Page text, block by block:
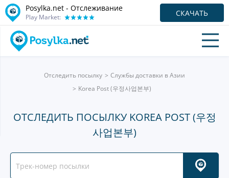
Posylka.net - Отслеживание
Play Market: СКАЧАТЬ
Отследить посылку
Службы доставки в Азии
Korea Post (우정사업본부)
ОТСЛЕДИТЬ ПОСЫЛКУ KOREA POST (우정
사업본부)